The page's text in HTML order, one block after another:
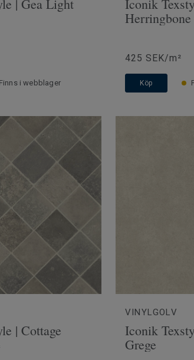
| Gea Light
Finns i webblager
Iconik
Herringbone
425 SEK/m²
Köp
| Cottage
VINYLGOLV
Iconik
Grege